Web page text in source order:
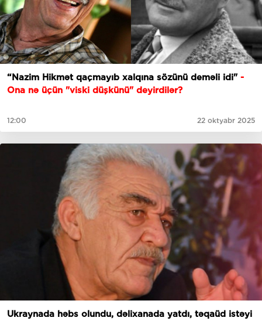
“Nazim Hikmət qaçmayıb xalqına sözünü deməli idi" -
Ona nə üçün "viski düşkünü" deyirdilər?
12:00 22 oktyabr 2025
Ukraynada həbs olundu, dəlixanada yatdı, təqaüd istəyi